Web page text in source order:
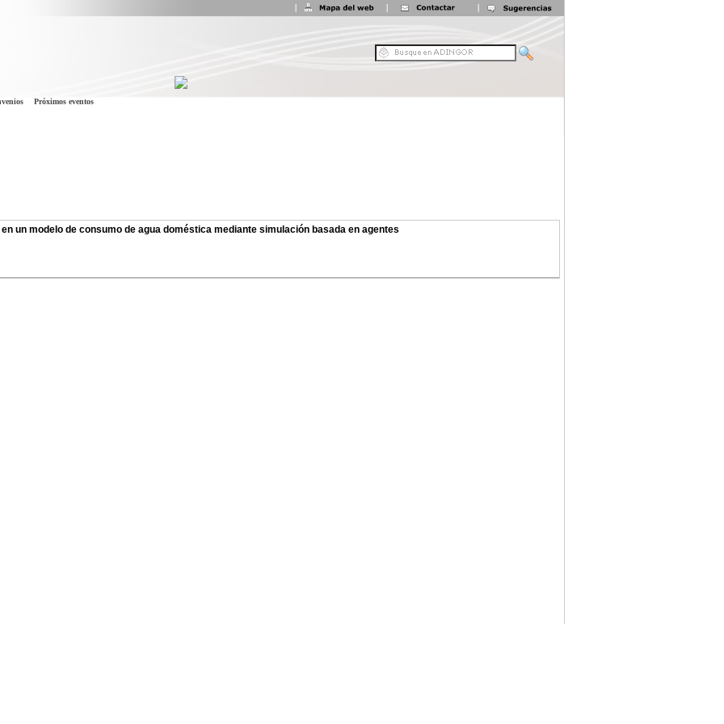
Próximos eventos
un modelo de consumo de agua doméstica mediante simulación basada en agentes